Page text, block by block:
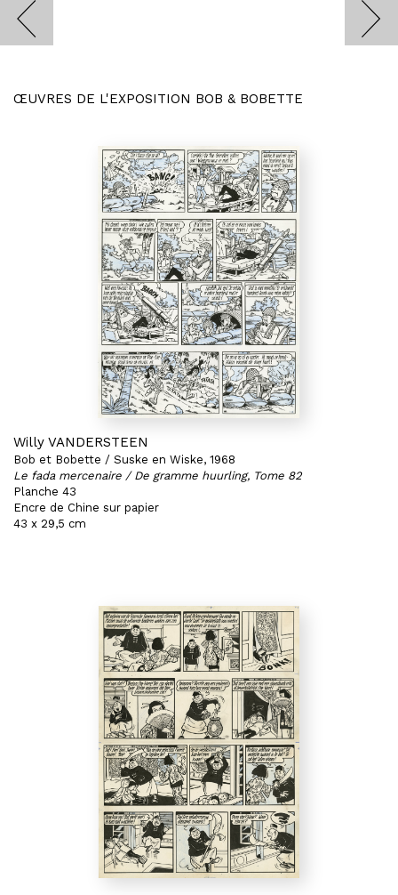
ŒUVRES DE L'EXPOSITION BOB & BOBETTE
Willy VANDERSTEEN
Bob et Bobette / Suske en Wiske, 1968
Le fada mercenaire / De gramme huurling, Tome 82
Planche 43
Encre de Chine sur papier
43 x 29,5 cm